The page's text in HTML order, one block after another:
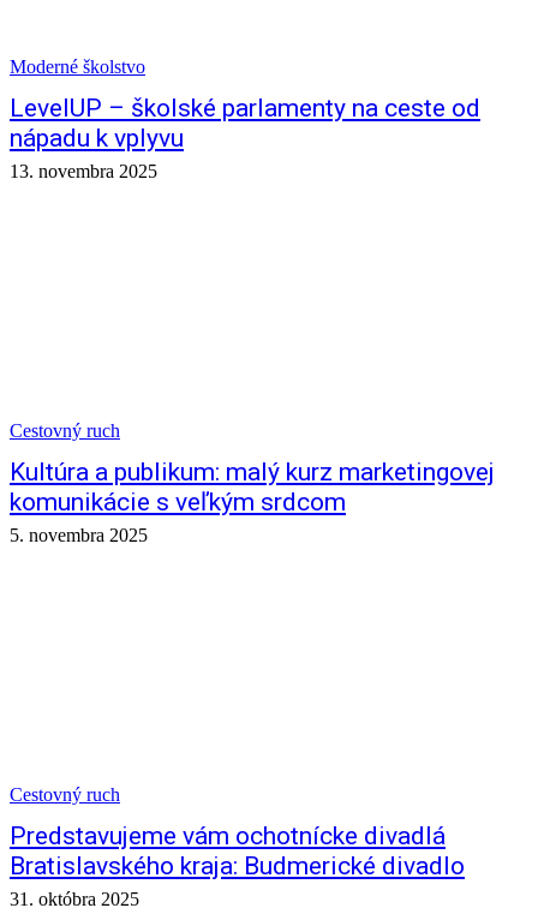
Moderné školstvo
LevelUP – školské parlamenty na ceste od
nápadu k vplyvu
13. novembra 2025
Cestovný ruch
Kultúra a publikum: malý kurz marketingovej
komunikácie s veľkým srdcom
5. novembra 2025
Cestovný ruch
Predstavujeme vám ochotnícke divadlá
Bratislavského kraja: Budmerické divadlo
31. októbra 2025